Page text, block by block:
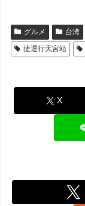
グルメ 台湾
捷運行天宮站
X